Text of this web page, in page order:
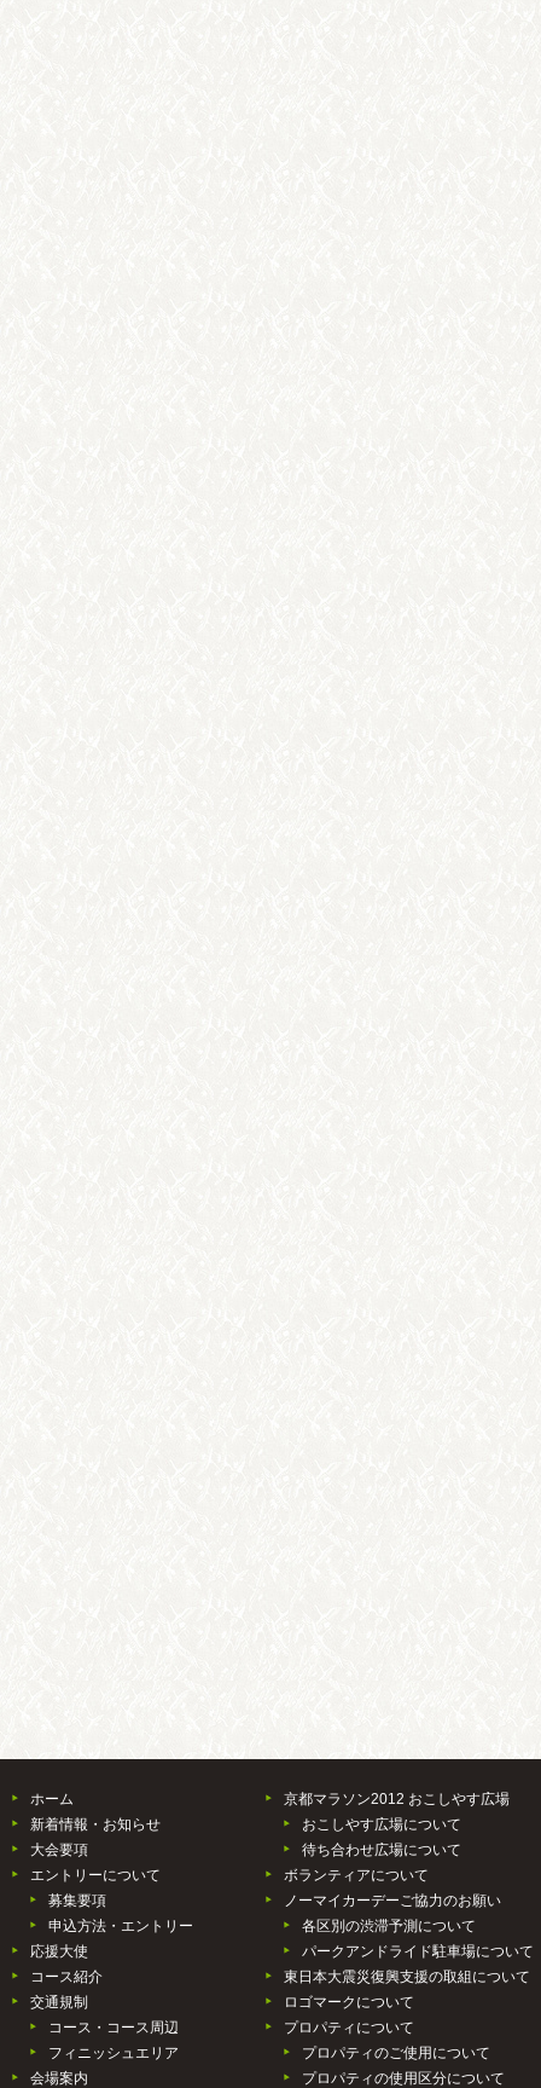
ホーム
新着情報・お知らせ
大会要項
エントリーについて
募集要項
申込方法・エントリー
応援大使
コース紹介
交通規制
コース・コース周辺
フィニッシュエリア
会場案内
京都マラソン2012 おこしやす広場
おこしやす広場について
待ち合わせ広場について
ボランティアについて
ノーマイカーデーご協力のお願い
各区別の渋滞予測について
パークアンドライド駐車場について
東日本大震災復興支援の取組について
ロゴマークについて
プロパティについて
プロパティのご使用について
プロパティの使用区分について